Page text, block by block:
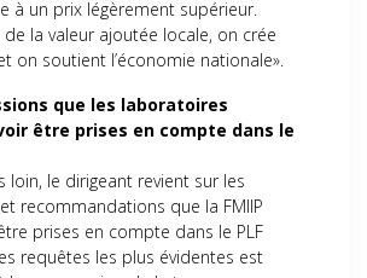
à un prix légèrement supérieur.
de la valeur ajoutée locale, on crée
on soutient l’économie nationale».
que les laboratoires
être prises en compte dans le
loin, le dirigeant revient sur les
recommandations que la FMIIP
prises en compte dans le PLF
requêtes les plus évidentes est